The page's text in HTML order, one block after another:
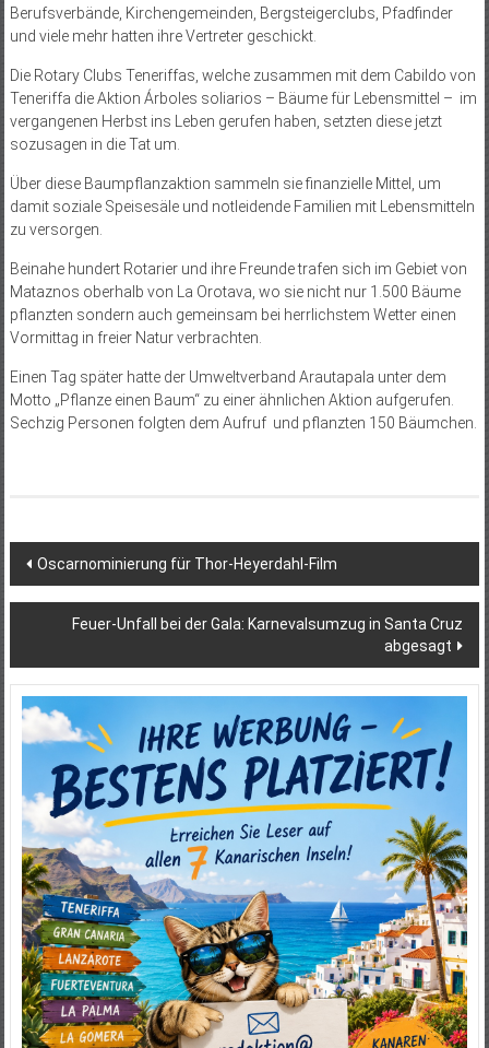
Berufsverbände, Kirchengemeinden, Bergsteigerclubs, Pfadfinder
und viele mehr hatten ihre Vertreter geschickt.
Die Rotary Clubs Teneriffas, welche zusammen mit dem Cabildo von
Teneriffa die Aktion Árboles soliarios – Bäume für Lebensmittel – im
vergangenen Herbst ins Leben gerufen haben, setzten diese jetzt
sozusagen in die Tat um.
Über diese Baumpflanzaktion sammeln sie finanzielle Mittel, um
damit soziale Speisesäle und notleidende Familien mit Lebensmitteln
zu versorgen.
Beinahe hundert Rotarier und ihre Freunde trafen sich im Gebiet von
Mataznos oberhalb von La Orotava, wo sie nicht nur 1.500 Bäume
pflanzten sondern auch gemeinsam bei herrlichstem Wetter einen
Vormittag in freier Natur verbrachten.
Einen Tag später hatte der Umweltverband Arautapala unter dem
Motto „Pflanze einen Baum“ zu einer ähnlichen Aktion aufgerufen.
Sechzig Personen folgten dem Aufruf und pflanzten 150 Bäumchen.
Beitragsnavigation
Oscarnominierung für Thor-Heyerdahl-Film
Feuer-Unfall bei der Gala: Karnevalsumzug in Santa Cruz
abgesagt